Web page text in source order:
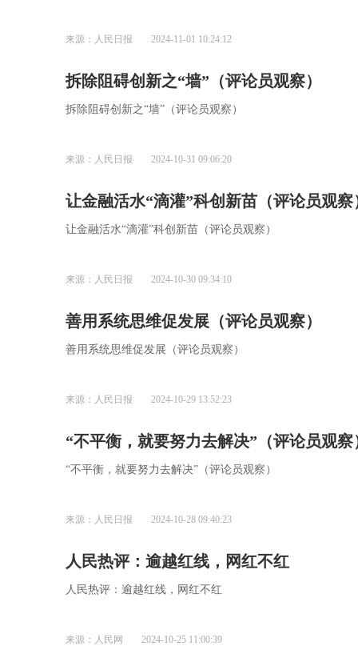
来源：人民日报 2024-11-01 10:24:12
拆除阻碍创新之“墙”（评论员观察）
拆除阻碍创新之“墙”（评论员观察）
来源：人民日报 2024-10-31 09:06:20
让金融活水“滴灌”科创新苗（评论员观察
让金融活水“滴灌”科创新苗（评论员观察）
来源：人民日报 2024-10-30 09:34:10
善用系统思维促发展（评论员观察）
善用系统思维促发展（评论员观察）
来源：人民日报 2024-10-29 13:52:23
“不平衡，就要努力去解决”（评论员观察
“不平衡，就要努力去解决”（评论员观察）
来源：人民日报 2024-10-28 09:40:23
人民热评：逾越红线，网红不红
人民热评：逾越红线，网红不红
来源：人民网 2024-10-25 11:00:39